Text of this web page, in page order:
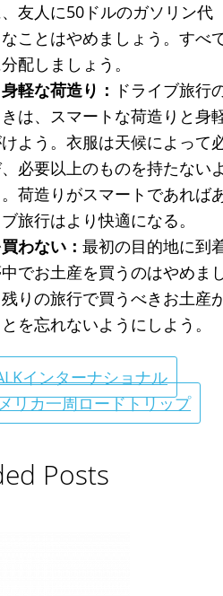
友人に50ドルのガソリン代
ことはやめましょう。すべ
配しましょう。
軽な荷造り： ドライブ旅行
は、スマートな荷造りと身
よう。衣服は天候によって
必要以上のものを持たない
荷造りがスマートであれば
旅行はより快適になる。
わない： 最初の目的地に到
でお土産を買うのはやめま
りの旅行で買うべきお土産
を忘れないようにしよう。
インターナショナル
リカ一周ロードトリップ
Posts